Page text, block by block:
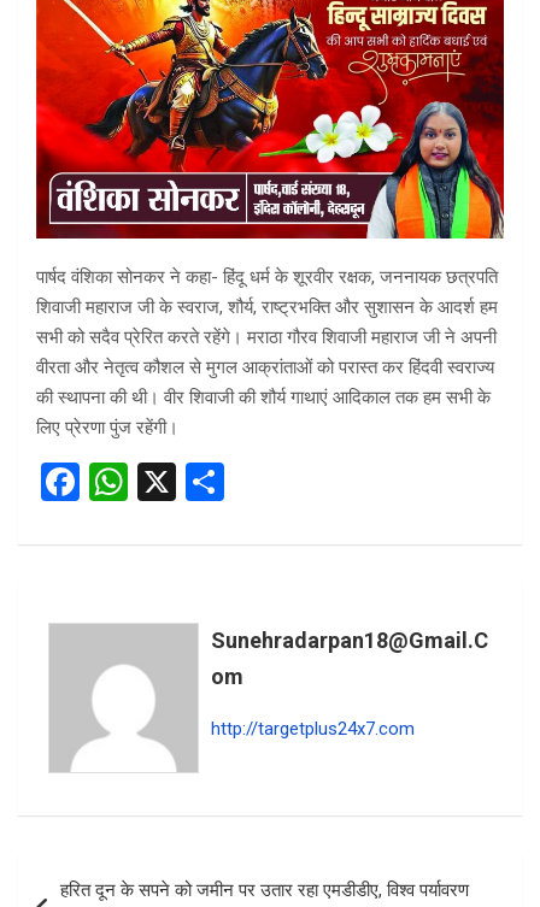
पार्षद वंशिका सोनकर ने कहा- हिंदू धर्म के शूरवीर रक्षक, जननायक छत्रपति
शिवाजी महाराज जी के स्वराज, शौर्य, राष्ट्रभक्ति और सुशासन के आदर्श हम
सभी को सदैव प्रेरित करते रहेंगे। मराठा गौरव शिवाजी महाराज जी ने अपनी
वीरता और नेतृत्व कौशल से मुगल आक्रांताओं को परास्त कर हिंदवी स्वराज्य
की स्थापना की थी। वीर शिवाजी की शौर्य गाथाएं आदिकाल तक हम सभी के
लिए प्रेरणा पुंज रहेंगी।
F
ce
o
o
k
W
at
A
p
p
X
ar
Sunehradarpan18@gmail.c
Om
http://targetplus24x7.com
हरित दून के सपने को जमीन पर उतार रहा एमडीडीए, विश्व पर्यावरण